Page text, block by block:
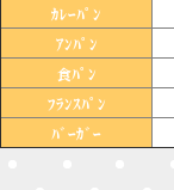
ｶﾚｰﾊﾟﾝ
ｱﾝﾊﾟﾝ
食ﾊﾟﾝ
ﾌﾗﾝｽﾊﾟﾝ
ﾊﾞｰｶﾞｰ